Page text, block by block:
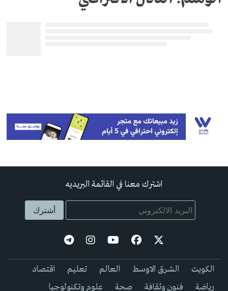
اشترك معنا في القائمة البريديه
الكويت الشرق الاوسط العالم تعليم
اقتصاد
رياضة
فنون وثقافة صحة علوم وتكنولوجيا